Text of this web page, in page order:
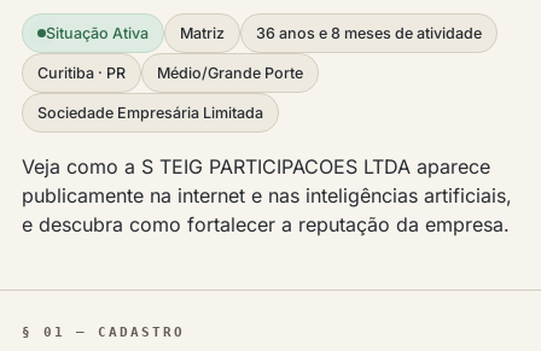
Situação Ativa Matriz 36 anos e 8 meses de atividade
Curitiba · PR Médio/Grande Porte
Sociedade Empresária Limitada
Veja como a S TEIG PARTICIPACOES LTDA aparece
publicamente na internet e nas inteligências artificiais,
e descubra como fortalecer a reputação da empresa.
§ 01 — CADASTRO